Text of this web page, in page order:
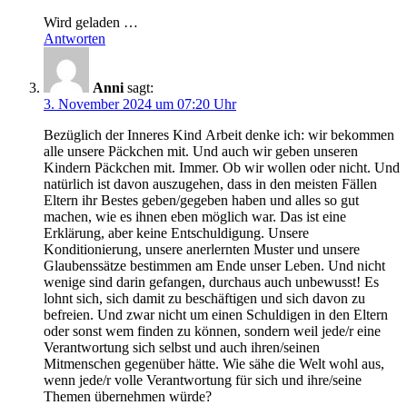
Wird geladen …
Antworten
Anni sagt:
3. November 2024 um 07:20 Uhr
Bezüglich der Inneres Kind Arbeit denke ich: wir bekommen
alle unsere Päckchen mit. Und auch wir geben unseren
Kindern Päckchen mit. Immer. Ob wir wollen oder nicht. Und
natürlich ist davon auszugehen, dass in den meisten Fällen
Eltern ihr Bestes geben/gegeben haben und alles so gut
machen, wie es ihnen eben möglich war. Das ist eine
Erklärung, aber keine Entschuldigung. Unsere
Konditionierung, unsere anerlernten Muster und unsere
Glaubenssätze bestimmen am Ende unser Leben. Und nicht
wenige sind darin gefangen, durchaus auch unbewusst! Es
lohnt sich, sich damit zu beschäftigen und sich davon zu
befreien. Und zwar nicht um einen Schuldigen in den Eltern
oder sonst wem finden zu können, sondern weil jede/r eine
Verantwortung sich selbst und auch ihren/seinen
Mitmenschen gegenüber hätte. Wie sähe die Welt wohl aus,
wenn jede/r volle Verantwortung für sich und ihre/seine
Themen übernehmen würde?